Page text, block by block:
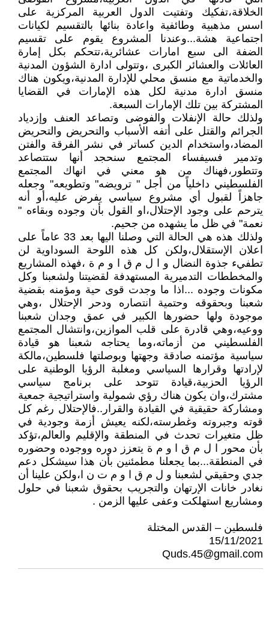
الخلاقة،تفكيك وتفتيت الدول العربية المركزية على
اسس مذهبية وطائفية واعادة بنائها بالتقسيم لكيانات
اجتماعية هشة...وعندنا المشروع يقوم على تقسيم
الضفة الى سبع امارات عشائرية،تتحكم بكل إمارة
العائلات والعشائر الكبرى ،وتتولى ادارة الشؤون المدنية
والخدماتية مع منسق محلي للإدارة المدنية،ويكون هناك
منسق ادارة مدنية لكل هذه الإمارات في القضايا
المشتركة بين تلك الإمارات السبعة.
ولذلك حالة الإنفلات والفوضى وتصاعد العنف وإزدياد
الجرائم والقتل على أتفه الأسباب والتحريض والتحريض
المضاد،واستخدام الدين كساتر في نشر الفرقة والفتن
وتدمير فسيفساء المجتمع سنحجد أنها ستتصاعد
وتتطور،فهناك من هو معني في انهاك المجتمع
الفلسطيني داخلياً من أجل " ترويضه" وتطويعه" وجعله
جاهزاً لقبول أي مشروع سياسي يفرض عليه،أو أنه
يترحم على وجود الإحتلال،او القول بأن وجوده وبقاءه "
نعمة" في ظل ما يشهده من جحيم.
ولذلك هذه هي الحالة التي وصلنا اليها بعد 33 عاماً على
اعلان الإستقلال،ولكن كل هذه اللوحة السوداوية لن
تطفيء جذوة النضال و ا ل م ق ا و م ة ،فهذه المشاريع
والمخططات التدميرية المستهدفة لقضيتنا ولشعبنا وكل
مكونات وجوده ...اذا ما وجدت قوى حية ومؤمنه بقضية
شعبنا وبحقوقه وحتمية انتصاره ودحر الإحتلال ،وهي
موجودة ولها حضورها الكبير في عمق وجدان شعبنا
ووعيه،وهي قادرة على قلب الموازين،وانتشال المجتمع
الفلسطيني من أزماته،وما يحتاجه شعبنا هو قيادة
سياسية مؤتمنه صادقة وجهتها وبوصلتها فلسطين،مالكة
لإرادتها وقرارها السياسي ومغلبة الرؤيا الوطنية على
الرؤيا الحزبية،قيادة تتوحد على برنامج سياسي
مشترك،وان يكون هناك رؤي شمولية واستراتيجية جمعية
ومشاركة حقيقية في القيادة والقرار..فالإحتلال رغم كل
قوته وجبروته وغطرسته،لكنه يعيش أزمة وجودية في
ظل متغيرات تحدث في المنطقة والإقليم والعالم،تؤكد
بأن محور ا ل م ق ا و م ة يتعزز دوره ووجوده وحضوره
في المنطقة...بما يجعلنا مطمئنين بأن هذا سيشكل دعم
جدي وحقيقي لشعبنا و ل م ق ا و م ت ن ا،ولكن علينا أن
نغادر خانات الإرتهان والتجريب بحقوق شعبنا في حلول
ومشاريع استهلكت وعفى عليها الزمن .
فلسطين – القدس المختلة
15/11/2021
Quds.45@gmail.com